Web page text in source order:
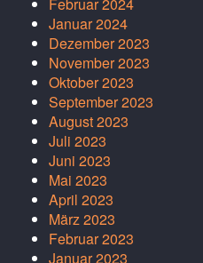
Februar 2024
Januar 2024
Dezember 2023
November 2023
Oktober 2023
September 2023
August 2023
Juli 2023
Juni 2023
Mai 2023
April 2023
März 2023
Februar 2023
Januar 2023